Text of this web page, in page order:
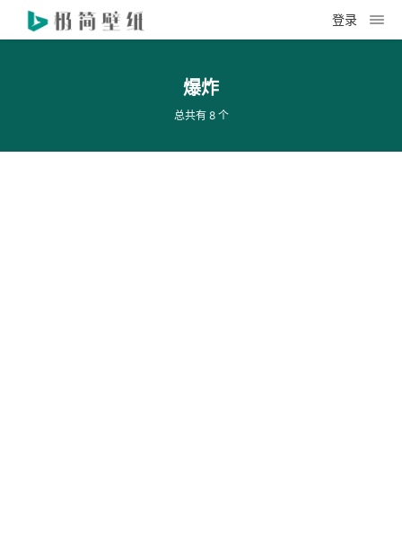
登录
爆炸
总共有 8 个